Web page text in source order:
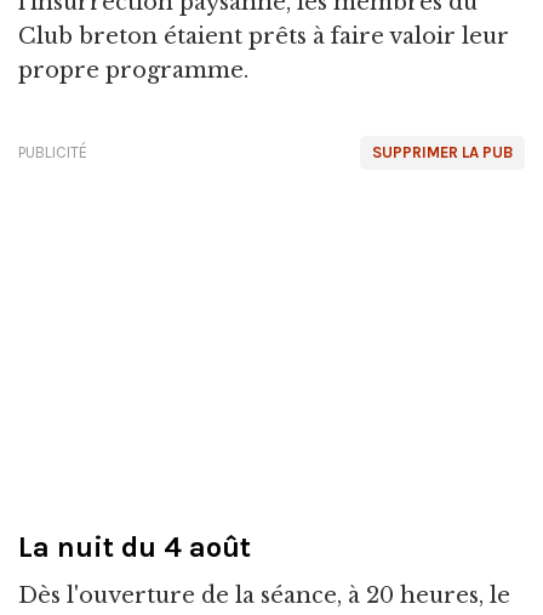
Club breton étaient prêts à faire valoir leur
propre programme.
SUPPRIMER LA PUB
PUBLICITÉ
La nuit du 4 août
Dès l'ouverture de la séance, à 20 heures, le